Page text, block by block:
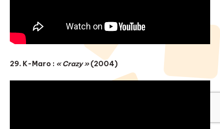
29. K-Maro : « Crazy »(2004)